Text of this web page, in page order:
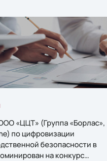
«ЦЦТ» (Группа «Борлас»,
по цифровизации
безопасности в
на конкурс